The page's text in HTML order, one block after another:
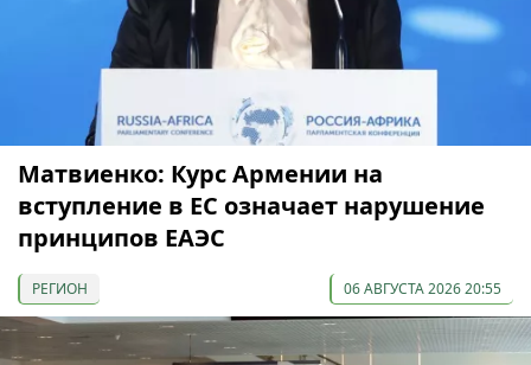
Матвиенко: Курс Армении на
вступление в ЕС означает нарушение
принципов ЕАЭС
РЕГИОН 06 АВГУСТА 2026 20:55